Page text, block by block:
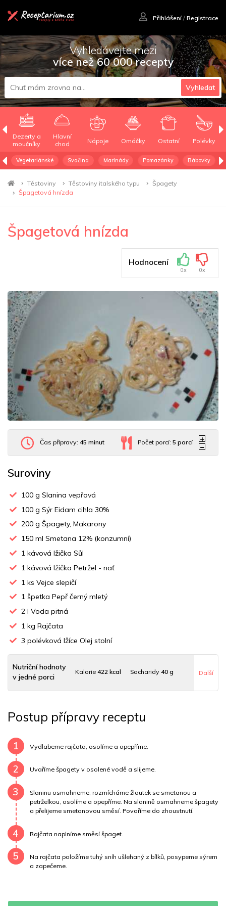
Přihlášení/ Registrace
Vyhledávejte mezi
více než 60 000 recepty
Vyhledat
Dezerty a
moučníky
Hlavní
chod
Nápoje Omáčky Ostatní Polévky
Vegetariánské Svačina Marinády Pomazánky Bábovky
Těstoviny Těstoviny italského typu
Špagety
Špagetová hnízda
Špagetová hnízda
Hodnocení
0x 0x
Čas přípravy: 45 minut Počet porcí:5 porcí
Suroviny
100 g Slanina vepřová
100 g Sýr Eidam cihla 30%
200 g Špagety, Makarony
150 ml Smetana 12% (konzumní)
1 kávová lžička Sůl
1 kávová lžička Petržel - nať
1 ks Vejce slepičí
1 špetka Pepř černý mletý
2 l Voda pitná
1 kg Rajčata
3 polévková lžíce Olej stolní
Nutriční hodnoty
v jedné porci
Kalorie 422 kcal Sacharidy 40 g
Uhlovodany38 g Cholesterol76.9 mg
Draslík 624.4 mg Vláknina 7425.4 mg
Vitamín A 7425.4 mg Vitamín B6
Vitamín E1.3 mg Vápník0 mg Železo31.5 mg
Další
Postup přípravy receptu
1 Vydlabeme rajčata, osolíme a opepříme.
2 Uvaříme špagety v osolené vodě a slijeme.
3
Slaninu osmahneme, rozmícháme žloutek se smetanou a
petrželkou, osolíme a opepříme. Na slanině osmahneme špagety
a přelijeme smetanovou směsí. Povaříme do zhoustnutí.
4 Rajčata naplníme směsí špaget.
5
Na rajčata položíme tuhý sníh ušlehaný z bílků, posypeme sýrem
a zapečeme.